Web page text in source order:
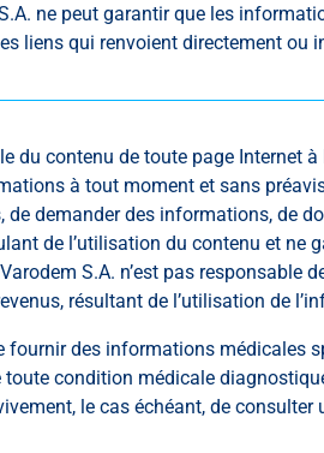
ne peut garantir que les
liens qui renvoient directement ou
du contenu de toute page Internet
à tout moment et sans
demander des informations, de
de l’utilisation du contenu et ne
S.A. n’est pas responsable
résultant de l’utilisation de
fournir des informations
condition médicale
le cas échéant, de